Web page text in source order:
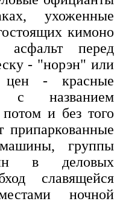
ухоженные
кимоно
перед
- "норэн" или
цен - красные
с названием
и без того
припаркованные
группы
в деловых
славящейся
ночной